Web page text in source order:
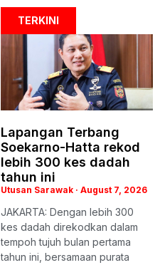
TERKINI
Lapangan Terbang
Soekarno-Hatta rekod
lebih 300 kes dadah
tahun ini
Utusan Sarawak August 7, 2026
JAKARTA: Dengan lebih 300
kes dadah direkodkan dalam
tempoh tujuh bulan pertama
tahun ini, bersamaan purata